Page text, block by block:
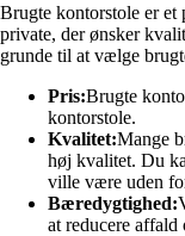
Brugte kontorstole er
private, der ønsker
grunde til at vælge
Pris:Brugte
kontorstole.
Kvalitet:Mange
høj kvalitet. Du
ville være uden
Bæredygtighed:
at reducere affald